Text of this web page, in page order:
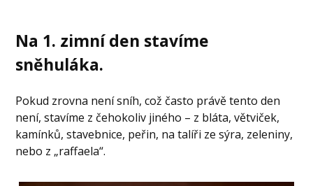
Na 1. zimní den stavíme
sněhuláka.
Pokud zrovna není sníh, což často právě tento den
není, stavíme z čehokoliv jiného – z bláta, větviček,
kamínků, stavebnice, peřin, na talíři ze sýra, zeleniny,
nebo z „raffaela“.